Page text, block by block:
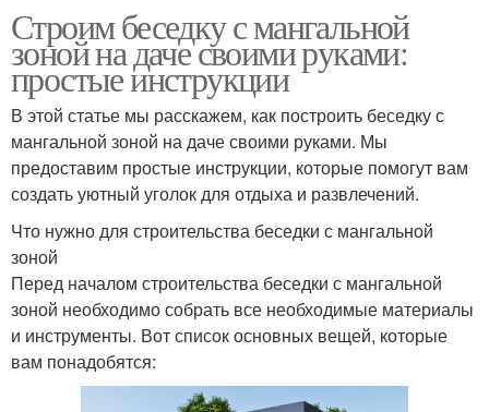
Строим беседку с мангальной
зоной на даче своими руками:
простые инструкции
В этой статье мы расскажем, как построить беседку с
мангальной зоной на даче своими руками. Мы
предоставим простые инструкции, которые помогут вам
создать уютный уголок для отдыха и развлечений.
Что нужно для строительства беседки с мангальной
зоной
Перед началом строительства беседки с мангальной
зоной необходимо собрать все необходимые материалы
и инструменты. Вот список основных вещей, которые
вам понадобятся: